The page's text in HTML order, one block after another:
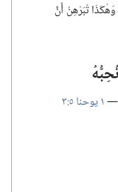
تُبَرْهِنُ أَنَّ
—‏١ يوحنا ٥:‏٣